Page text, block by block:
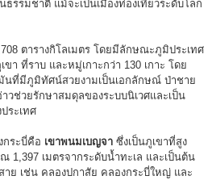
ธรรมชาติ แม้จะเป็นเมืองท่องเที่ยวระดับโลก
ตารางกิโลเมตร โดยมีลักษณะภูมิประเทศ
า ที่ราบ และหมู่เกาะกว่า 130 เกาะ โดย
นที่มีภูมิทัศน์สวยงามเป็นเอกลักษณ์ ป่าชาย
ช่วยรักษาสมดุลของระบบนิเวศและเป็น
ระเทศ
กระบี่คือ เขาพนมเบญจา ซึ่งเป็นภูเขาที่สูง
1,397 เมตรจากระดับน้ำทะเล และเป็นต้น
ย เช่น คลองปกาสัย คลองกระบี่ใหญ่ และ